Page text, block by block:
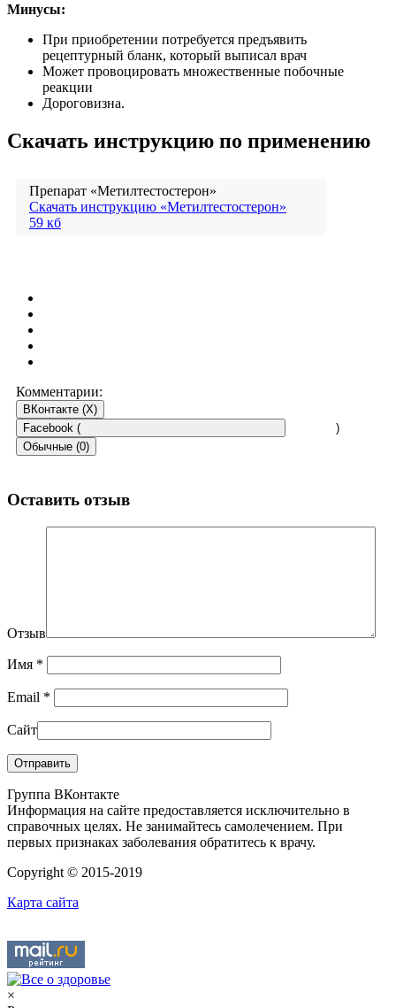
Минусы:
При приобретении потребуется предъявить
рецептурный бланк, который выписал врач
Может провоцировать множественные побочные
реакции
Дороговизна.
Скачать инструкцию по применению
Препарат «Метилтестостерон»
Скачать инструкцию «Метилтестостерон»
59 кб
Комментарии:
ВКонтакте (X)
Facebook (
)
Обычные (0)
Оставить отзыв
Отзыв
Имя *
Email *
Сайт
Группа ВКонтакте
Информация на сайте предоставляется исключительно в
справочных целях. Не занимайтесь самолечением. При
первых признаках заболевания обратитесь к врачу.
Copyright © 2015-2019
Карта сайта
×